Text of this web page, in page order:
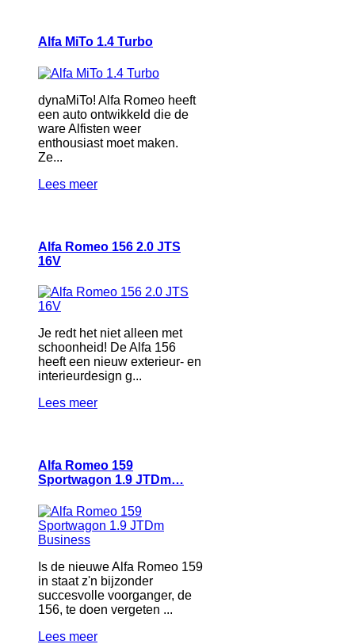
Alfa MiTo 1.4 Turbo
dynaMiTo! Alfa Romeo heeft
een auto ontwikkeld die de
ware Alfisten weer
enthousiast moet maken.
Ze...
Lees meer
Alfa Romeo 156 2.0 JTS
16V
Je redt het niet alleen met
schoonheid! De Alfa 156
heeft een nieuw exterieur- en
interieurdesign g...
Lees meer
Alfa Romeo 159
Sportwagon 1.9 JTDm…
Is de nieuwe Alfa Romeo 159
in staat z'n bijzonder
succesvolle voorganger, de
156, te doen vergeten ...
Lees meer